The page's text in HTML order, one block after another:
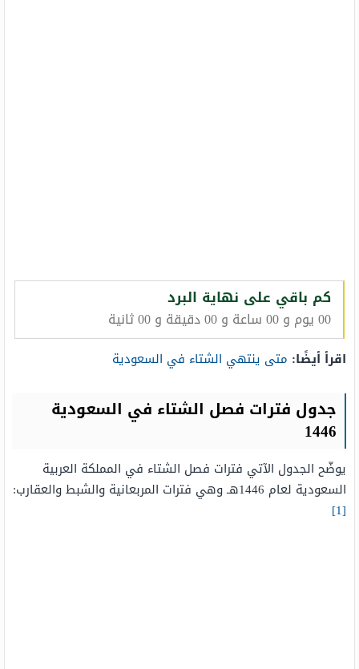
كم باقي على نهاية البرد
00 يوم و 00 ساعة و 00 دقيقة و 00 ثانية
اقرأ أيضًا: متى ينتهي الشتاء في السعودية
جدول فترات فصل الشتاء في السعودية
1446
يوضّح الجدول الآتي فترات فصل الشتاء في المملكة العربية
السعودية لعام 1446هـ وهي فترات المربعانية والشبط والعقارب:
[1]